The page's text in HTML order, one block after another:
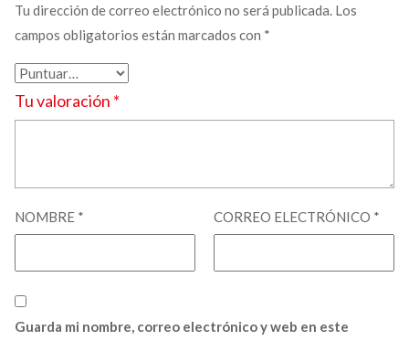
Tu dirección de correo electrónico no será publicada. Los
campos obligatorios están marcados con *
Tu valoración *
NOMBRE * CORREO ELECTRÓNICO *
Guarda mi nombre, correo electrónico y web en este